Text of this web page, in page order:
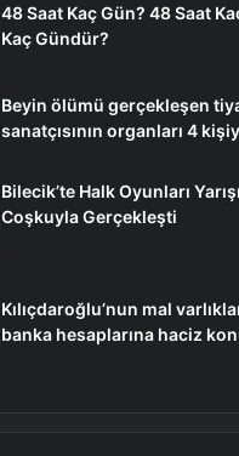
48 Saat Kaç Gün? 48 Saat
Kaç Gündür?
Beyin ölümü gerçekleşen
sanatçısının organları 4
Bilecik’te Halk Oyunları
Coşkuyla Gerçekleşti
Kılıçdaroğlu’nun mal
banka hesaplarına haciz